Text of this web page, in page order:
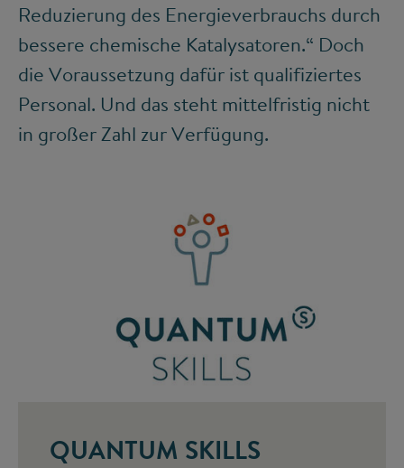
Reduzierung des Energieverbrauchs durch
bessere chemische Katalysatoren.“ Doch
die Voraussetzung dafür ist qualifiziertes
Personal. Und das steht mittelfristig nicht
in großer Zahl zur Verfügung.
QUANTUM SKILLS